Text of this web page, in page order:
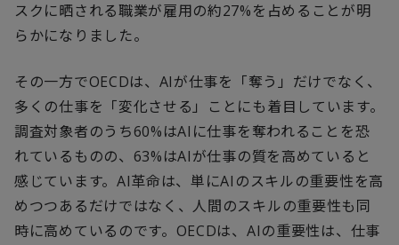
スクに晒される職業が雇用の約27%を占めることが明
らかになりました。
その一方でOECDは、AIが仕事を「奪う」だけでなく、
多くの仕事を「変化させる」ことにも着目しています。
調査対象者のうち60%はAIに仕事を奪われることを恐
れているものの、63%はAIが仕事の質を高めていると
感じています。AI革命は、単にAIのスキルの重要性を高
めつつあるだけではなく、人間のスキルの重要性も同
時に高めているのです。OECDは、AIの重要性は、仕事